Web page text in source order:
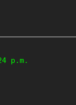
p.m.